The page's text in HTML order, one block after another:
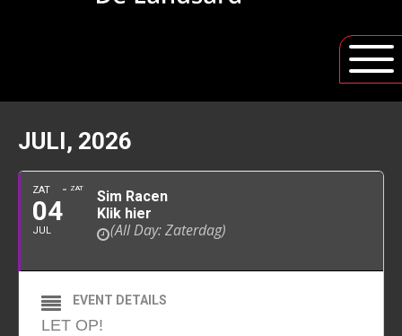
JULI, 2026
ZAT
04
JUL
ZAT
Sim Racen
Klik hier
(All Day: Zaterdag)
EVENT DETAILS
LET OP!